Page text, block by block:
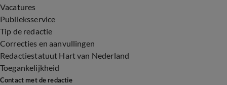
Vacatures
Publieksservice
Tip de redactie
Correcties en aanvullingen
Redactiestatuut Hart van Nederland
Toegankelijkheid
Contact met de redactie